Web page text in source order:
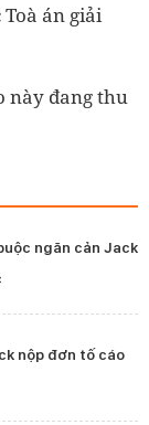
án giải
này đang thu
ngăn cản Jack
nộp đơn tố cáo